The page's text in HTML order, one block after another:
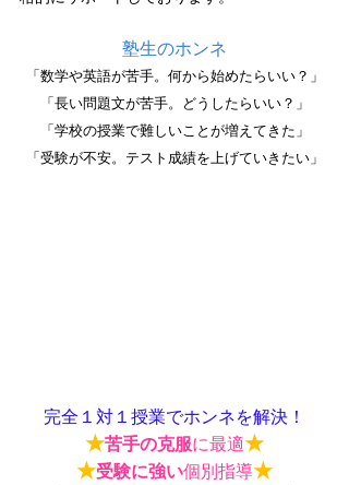
塾生のホンネ
「数学や英語が苦手。何から始めたらいい？」
「長い問題文が苦手。どうしたらいい？」
「学校の授業で難しいことが増えてきた」
「受験が不安。テスト成績を上げていきたい」
完全１対１授業でホンネを解決！
★苦手の克服に最適★
★受験に強い個別指導★